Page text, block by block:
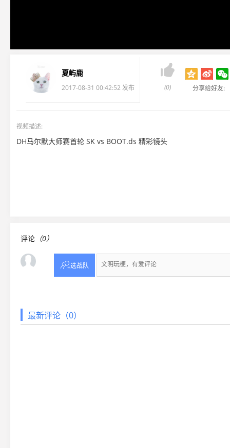
夏屿鹿
2017-08-31 00:42:52 发布

(0) 分享给好友:
视频描述:
DH马尔默大师赛首轮 SK vs BOOT.ds 精彩镜头
评论 （0）
选战队
最新评论（0）